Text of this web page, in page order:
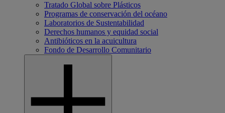
Tratado Global sobre Plásticos
Programas de conservación del océano
Laboratorios de Sustentabilidad
Derechos humanos y equidad social
Antibióticos en la acuicultura
Fondo de Desarrollo Comunitario